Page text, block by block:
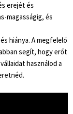
erejét és
magasságig, és
hiánya. A megfelelő
segít, hogy erőt
használod a